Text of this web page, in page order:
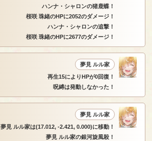
ハンナ・シャロンの猪鹿蝶！
桜咲 珠緒のHPに2052のダメージ！
ハンナ・シャロンの追撃！
桜咲 珠緒のHPに2677のダメージ！
夢見 ルル家
再生15によりHPが0回復！
呪縛は発動しなかった！
夢見 ルル家
夢見 ルル家は(17.012, -2.421, 0.000)に移動！
夢見 ルル家の銀河旋風殺！